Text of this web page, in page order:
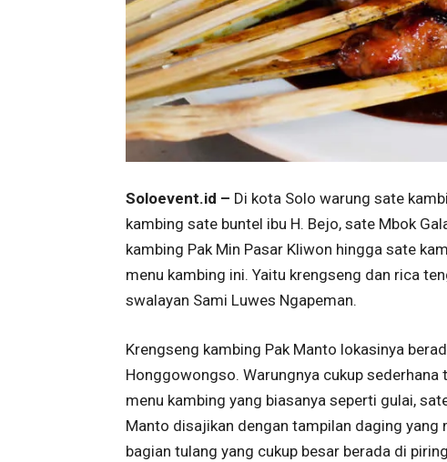
Soloevent.id – Di kota Solo warung sate
kambing sate buntel ibu H. Bejo, sate Mbok
kambing Pak Min Pasar Kliwon hingga sate
menu kambing ini. Yaitu krengseng dan rica
swalayan Sami Luwes Ngapeman.
Krengseng kambing Pak Manto lokasinya
Honggowongso. Warungnya cukup
menu kambing yang biasanya seperti gulai,
Manto disajikan dengan tampilan daging
bagian tulang yang cukup besar berada di